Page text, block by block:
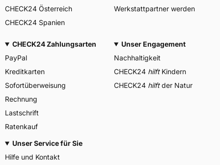
CHECK24 Österreich
CHECK24 Spanien
Werkstattpartner werden
CHECK24 Zahlungsarten
PayPal
Kreditkarten
Sofortüberweisung
Rechnung
Lastschrift
Ratenkauf
Unser Engagement
Nachhaltigkeit
CHECK24 hilftKindern
CHECK24 hilftder Natur
Unser Service für Sie
Hilfe und Kontakt